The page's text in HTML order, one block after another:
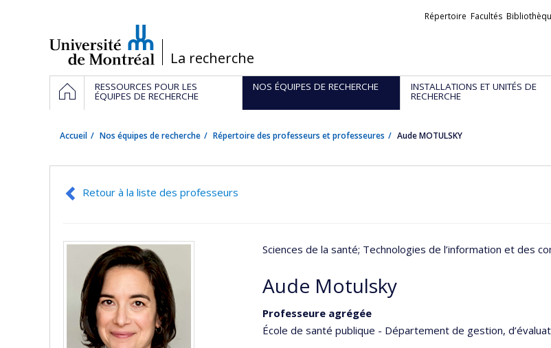
/La recherche
Liens
Répertoire Facultés
Navigation
principale
ACCUEILRESSOURCES POUR LES
ÉQUIPES DE RECHERCHE
NOS ÉQUIPES DE RECHERCHE INSTALLATIONS ET UNITÉS DE
RECHERCHE
Accueil Nos équipes de recherche Répertoire des professeurs et professeures Aude MOTULSKY
Retour à la liste des professeurs
Sciences de la santé; Technologies de l’information et des
Aude Motulsky
Professeure agrégée
École de santé publique - Département de gestion,